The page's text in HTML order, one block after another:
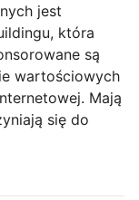
jest
która
są
wartościowych
Mają
się do